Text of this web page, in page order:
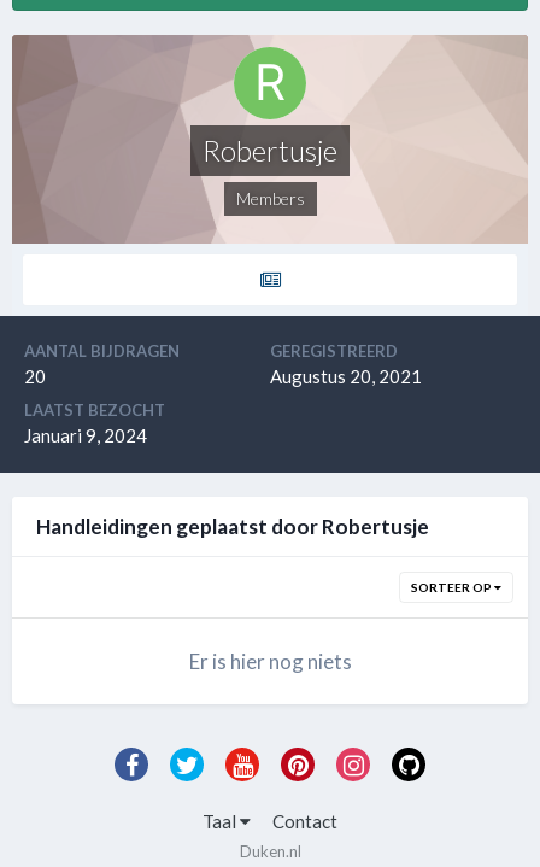
Robertusje
Members
AANTAL BIJDRAGEN
20
GEREGISTREERD
Augustus 20, 2021
LAATST BEZOCHT
Januari 9, 2024
Handleidingen geplaatst door Robertusje
SORTEER OP
Er is hier nog niets
Taal Contact
Duken.nl